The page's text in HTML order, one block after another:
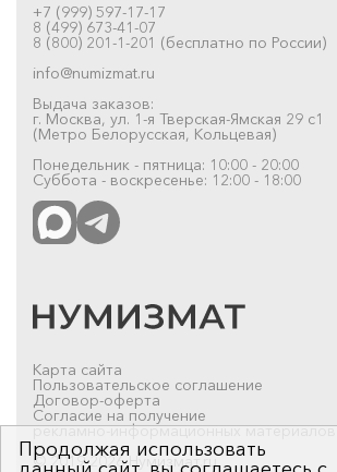
+7 (999) 597-17-17
8 (499) 673-41-07
8 (800) 201-1-201 (бесплатно по России)
info@numizmat.ru
Выдача заказов:
г. Москва, ул. 1-я Тверская-Ямская 29 с1
(Метро Белорусская, Кольцевая)
Понедельник - пятница: 10:00 - 20:00
Суббота - воскресенье: 12:00 - 18:00
Карта сайта
Пользовательское соглашение
Договор-оферта
Согласие на получение
рекламно-информационных материалов
© 2019-2026 Нумизмат.ru
Продолжая использовать